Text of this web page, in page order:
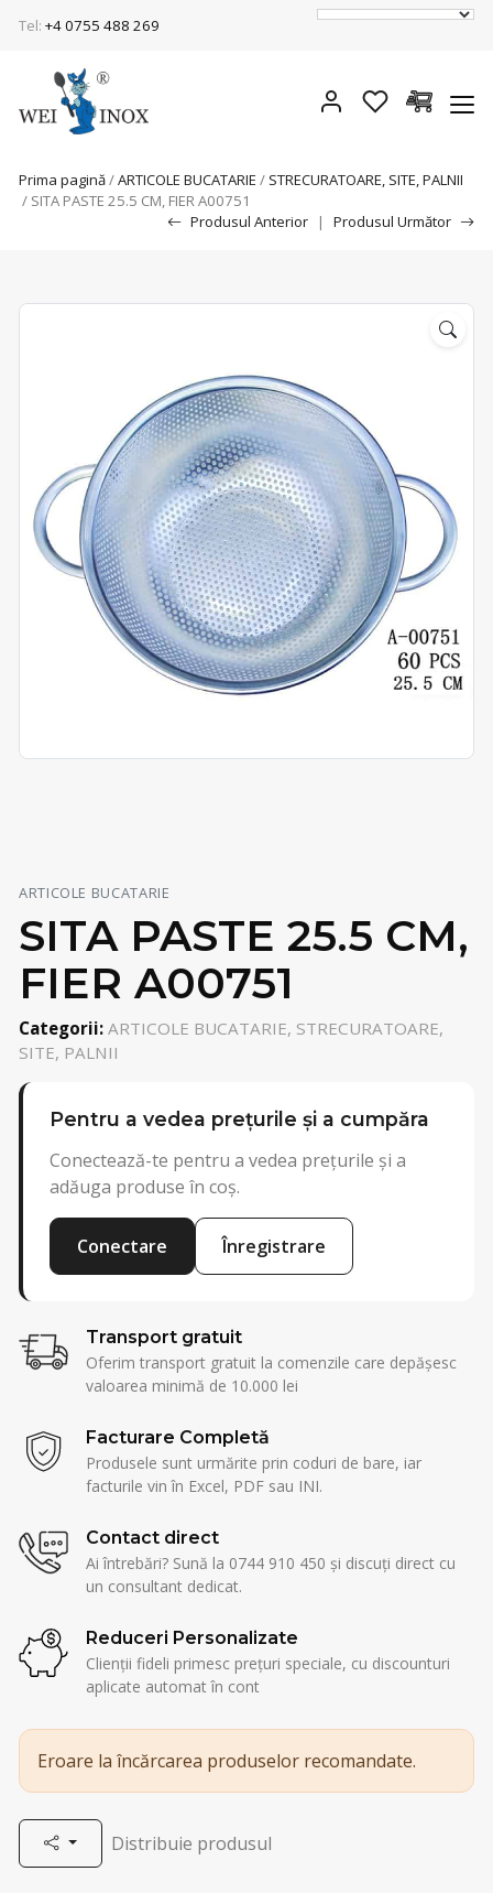
Tel: +4 0755 488 269
Prima pagină/ARTICOLE BUCATARIE / STRECURATOARE, SITE, PALNII
/ SITA PASTE 25.5 CM, FIER A00751
Produsul Anterior
| Produsul Următor
ARTICOLE BUCATARIE
SITA PASTE 25.5 CM,
FIER A00751
Categorii: ARTICOLE BUCATARIE, STRECURATOARE,
SITE, PALNII
Pentru a vedea prețurile și a cumpăra
Conectează-te pentru a vedea prețurile și a
adăuga produse în coș.
Conectare Înregistrare
Transport gratuit
Oferim transport gratuit la comenzile care depășesc
valoarea minimă de 10.000 lei
Facturare Completă
Produsele sunt urmărite prin coduri de bare, iar
facturile vin în Excel, PDF sau INI.
Contact direct
Ai întrebări? Sună la 0744 910 450 și discuți direct cu
un consultant dedicat.
Reduceri Personalizate
Clienții fideli primesc prețuri speciale, cu discounturi
aplicate automat în cont
Eroare la încărcarea produselor recomandate.
Distribuie produsul